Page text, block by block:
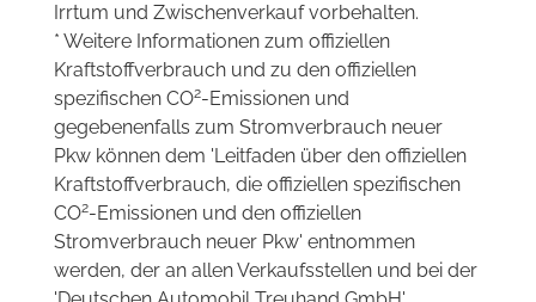
Irrtum und Zwischenverkauf vorbehalten.
* Weitere Informationen zum offiziellen
Kraftstoffverbrauch und zu den offiziellen
spezifischen CO2-Emissionen und
gegebenenfalls zum Stromverbrauch neuer
Pkw können dem 'Leitfaden über den offiziellen
Kraftstoffverbrauch, die offiziellen spezifischen
CO2-Emissionen und den offiziellen
Stromverbrauch neuer Pkw' entnommen
werden, der an allen Verkaufsstellen und bei der